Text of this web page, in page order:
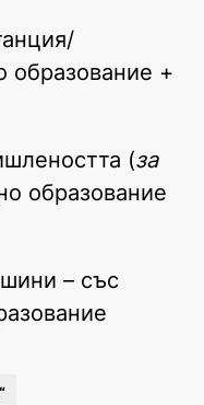
образование +
(за
образование
– със